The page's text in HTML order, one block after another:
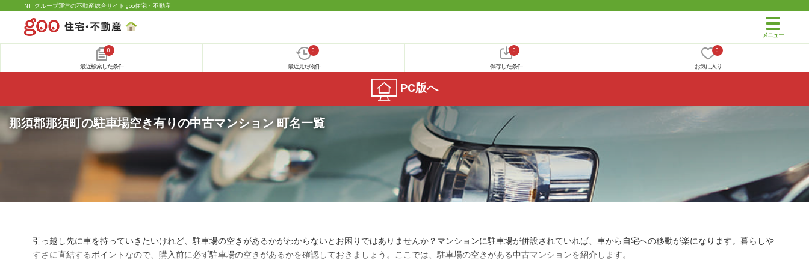
NTTグループ運営の不動産総合サイト goo住宅・不動産
0
最近検索した条件
0
最近見た物件
0
保存した条件
0
お気に入り
PC版へ
那須郡那須町の駐車場空き有りの中古マンション 町名一覧
引っ越し先に車を持っていきたいけれど、駐車場の空きがあるかがわからないとお困りではありませんか？マンションに駐車場が併設されていれば、車から自宅への移動が楽になります。暮らしや
すさに直結するポイントなので、購入前に必ず駐車場の空きがあるかを確認しておきましょう。ここでは、駐車場の空きがある中古マンションを紹介します。